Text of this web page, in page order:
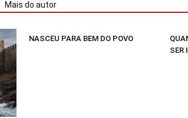
Mais do autor
NASCEU PARA BEM DO POVO
SER